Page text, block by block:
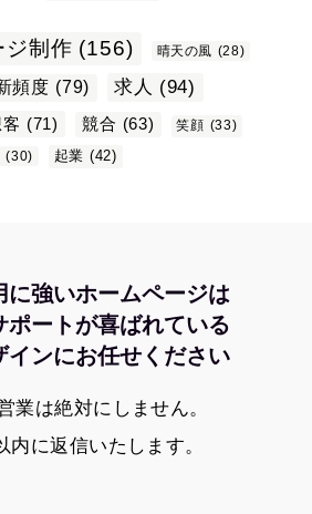
ジ制作 (156) 晴天の風 (28)
頻度 (79) 求人 (94)
(71) 競合 (63) 笑顔 (33)
(30) 起業 (42)
に強いホームページは
ポートが喜ばれている
インにお任せください
業は絶対にしません。
内に返信いたします。